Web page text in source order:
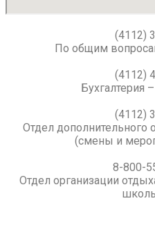
(4112)
По общим
(4112)
Бухгалтерия
(4112)
Отдел дополнительного
(смены и
8-800-
Отдел организации